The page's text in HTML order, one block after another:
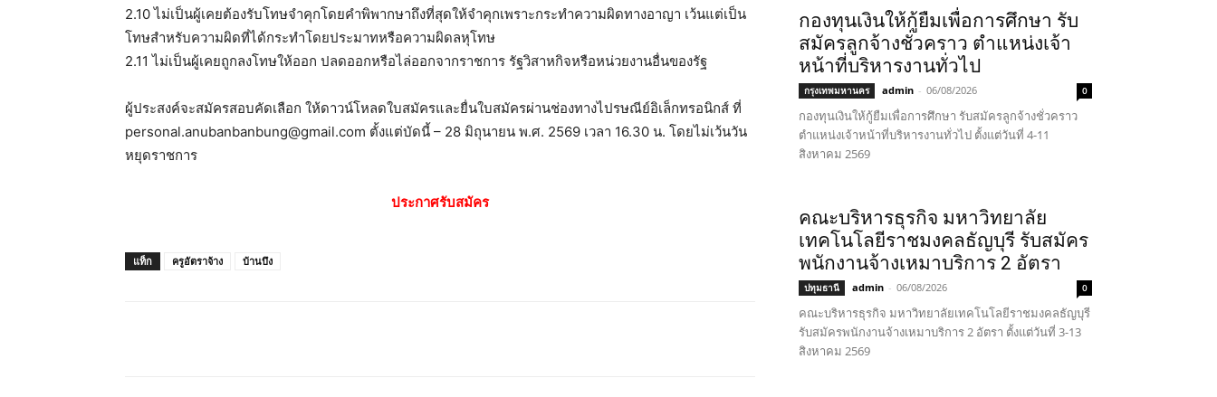
2.10 ไม่เป็นผู้เคยต้องรับโทษจำคุกโดยคำพิพากษาถึงที่สุดให้จำคุกเพราะกระทำความผิดทางอาญา เว้นแต่เป็น
โทษสำหรับความผิดที่ได้กระทำโดยประมาทหรือความผิดลหุโทษ
2.11 ไม่เป็นผู้เคยถูกลงโทษให้ออก ปลดออกหรือไล่ออกจากราชการ รัฐวิสาหกิจหรือหน่วยงานอื่นของรัฐ
ผู้ประสงค์จะสมัครสอบคัดเลือก ให้ดาวน์โหลดใบสมัครและยื่นใบสมัครผ่านช่องทางไปรษณีย์อิเล็กทรอนิกส์ ที่
personal.anubanbanbung@gmail.com ตั้งแต่บัดนี้ – 28 มิถุนายน พ.ศ. 2569 เวลา 16.30 น. โดยไม่เว้นวัน
หยุดราชการ
ประกาศรับสมัคร
แท็ก ครูอัตราจ้าง บ้านบึง
กองทุนเงินให้กู้ยืมเพื่อการศึกษา รับ
สมัครลูกจ้างชั่วคราว ตำแหน่งเจ้า
หน้าที่บริหารงานทั่วไป
กรุงเทพมหานคร admin - 06/08/2026 0
กองทุนเงินให้กู้ยืมเพื่อการศึกษา รับสมัครลูกจ้างชั่วคราว
ตำแหน่งเจ้าหน้าที่บริหารงานทั่วไป ตั้งแต่วันที่ 4-11
สิงหาคม 2569
คณะบริหารธุรกิจ มหาวิทยาลัย
เทคโนโลยีราชมงคลธัญบุรี รับสมัคร
พนักงานจ้างเหมาบริการ 2 อัตรา
ปทุมธานี admin - 06/08/2026 0
คณะบริหารธุรกิจ มหาวิทยาลัยเทคโนโลยีราชมงคลธัญบุรี
รับสมัครพนักงานจ้างเหมาบริการ 2 อัตรา ตั้งแต่วันที่ 3-13
สิงหาคม 2569